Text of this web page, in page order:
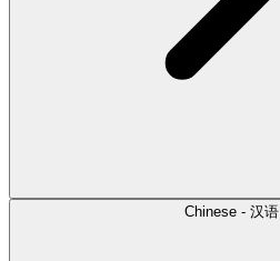
Chinese - 汉语